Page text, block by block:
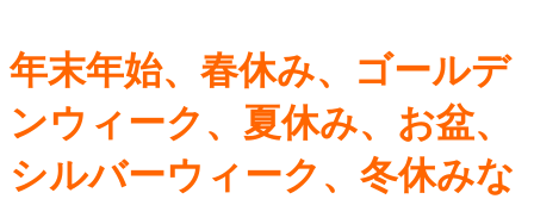
年末年始、春休み、ゴールデ
ンウィーク、夏休み、お盆、
シルバーウィーク、冬休みな